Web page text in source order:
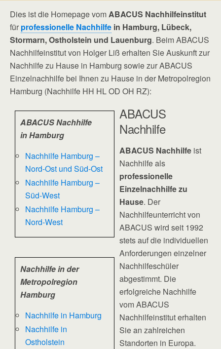
Dies ist die Homepage vomABACUS Nachhilfeinstitut
für professionelle Nachhilfe in Hamburg, Lübeck,
Stormarn, Ostholstein und Lauenburg. Beim ABACUS
Nachhilfeinstitut von Holger Liß erhalten Sie Auskunft zur
Nachhilfe zu Hause in Hamburg sowie zur ABACUS
Einzelnachhilfe bei Ihnen zu Hause in der Metropolregion
Hamburg (Nachhilfe HH HL OD OH RZ):
ABACUS Nachhilfe
in Hamburg
Nachhilfe Hamburg –
Nord-Ost und Süd-Ost
Nachhilfe Hamburg –
Süd-West
Nachhilfe Hamburg –
Nord-West
Nachhilfe in der
Metropolregion
Hamburg
Nachhilfe in Hamburg
Nachhilfe in
Ostholstein
ABACUS
Nachhilfe
ABACUS Nachhilfe ist
Nachhilfe als
professionelle
Einzelnachhilfe zu
Hause. Der
Nachhilfeunterricht von
ABACUS wird seit 1992
stets auf die individuellen
Anforderungen einzelner
Nachhilfeschüler
abgestimmt. Die
erfolgreiche Nachhilfe
vom ABACUS
Nachhilfeinstitut erhalten
Sie an zahlreichen
Standorten in Europa.